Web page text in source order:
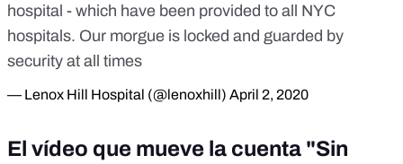
hospital - which have been provided to all NYC
hospitals. Our morgue is locked and guarded by
security at all times
— Lenox Hill Hospital (@lenoxhill) April 2, 2020
El vídeo que mueve la cuenta "Sin